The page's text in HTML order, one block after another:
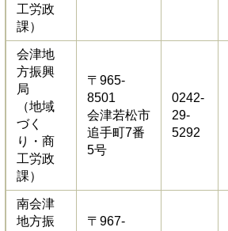
工労政
課）
会津地
方振興
局
（地域
づく
り・商
工労政
課）
〒965-
8501
会津若松市
追手町7番
5号
0242-
29-
5292
南会津
地方振
〒967-